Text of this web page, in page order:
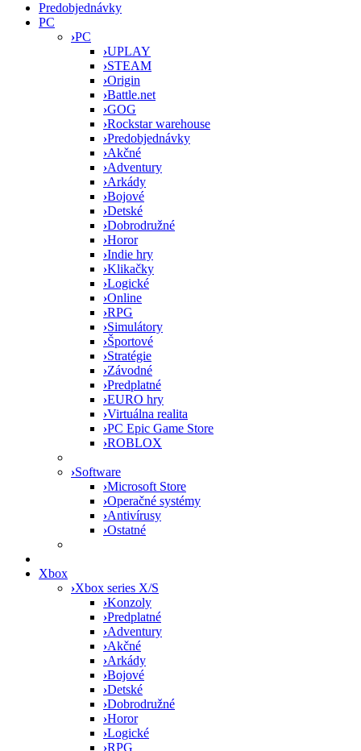
Predobjednávky
PC
›PC
›UPLAY
›STEAM
›Origin
›Battle.net
›GOG
›Rockstar warehouse
›Predobjednávky
›Akčné
›Adventury
›Arkády
›Bojové
›Detské
›Dobrodružné
›Horor
›Indie hry
›Klikačky
›Logické
›Online
›RPG
›Simulátory
›Športové
›Stratégie
›Závodné
›Predplatné
›EURO hry
›Virtuálna realita
›PC Epic Game Store
›ROBLOX
›Software
›Microsoft Store
›Operačné systémy
›Antivírusy
›Ostatné
Xbox
›Xbox series X/S
›Konzoly
›Predplatné
›Adventury
›Akčné
›Arkády
›Bojové
›Detské
›Dobrodružné
›Horor
›Logické
›RPG